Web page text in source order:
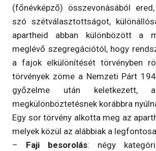
(főnévképző) összevonásából
szó szétválasztottságot,
apartheid abban különbözött a
meglévő szegregációtól, hogy
a fajok elkülönítését törvényben
törvények zöme a Nemzeti Párt
győzelme után
megkülönböztetésnek korábbra
Egy sor törvény alkotta meg az
melyek közül az alábbiak a
– Faji besorolás: négy